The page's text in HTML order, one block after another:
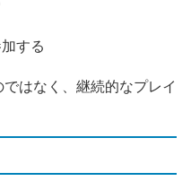
する
はなく、継続的なプレイ